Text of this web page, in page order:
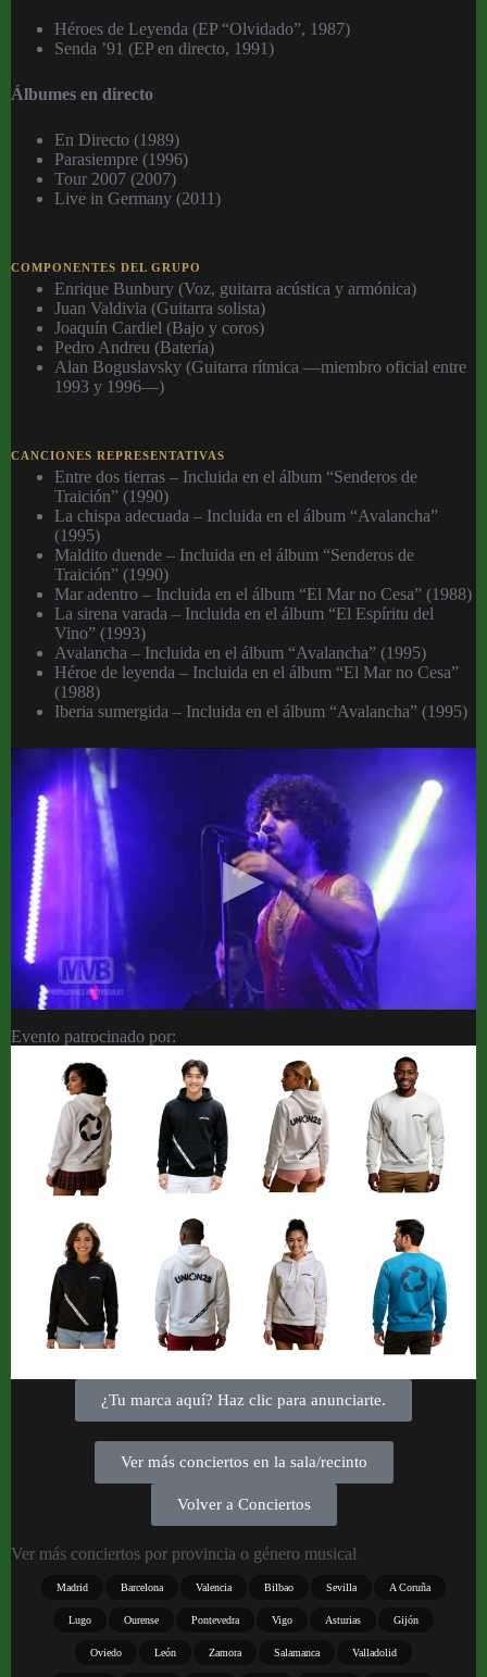
Héroes de Leyenda (EP “Olvidado”, 1987)
Senda ’91 (EP en directo, 1991)
Álbumes en directo
En Directo (1989)
Parasiempre (1996)
Tour 2007 (2007)
Live in Germany (2011)
COMPONENTES DEL GRUPO
Enrique Bunbury (Voz, guitarra acústica y armónica)
Juan Valdivia (Guitarra solista)
Joaquín Cardiel (Bajo y coros)
Pedro Andreu (Batería)
Alan Boguslavsky (Guitarra rítmica —miembro oficial entre
1993 y 1996—)
CANCIONES REPRESENTATIVAS
Entre dos tierras – Incluida en el álbum “Senderos de
Traición” (1990)
La chispa adecuada – Incluida en el álbum “Avalancha”
(1995)
Maldito duende – Incluida en el álbum “Senderos de
Traición” (1990)
Mar adentro – Incluida en el álbum “El Mar no Cesa” (1988)
La sirena varada – Incluida en el álbum “El Espíritu del
Vino” (1993)
Avalancha – Incluida en el álbum “Avalancha” (1995)
Héroe de leyenda – Incluida en el álbum “El Mar no Cesa”
(1988)
Iberia sumergida – Incluida en el álbum “Avalancha” (1995)
Evento patrocinado por:
¿Tu marca aquí? Haz clic para anunciarte.
Ver más conciertos en la sala/recinto
Volver a Conciertos
Ver más conciertos por provincia o género musical
Madrid Barcelona Valencia Bilbao Sevilla A Coruña
Lugo Ourense Pontevedra Vigo Asturias Gijón
Oviedo León Zamora Salamanca Valladolid